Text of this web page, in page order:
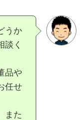
うか
談く
品や
任せ
また